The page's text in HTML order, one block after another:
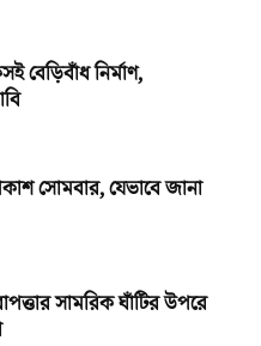
বেড়িবাঁধ নির্মাণ,
সোমবার, যেভাবে জানা
সামরিক ঘাঁটির উপরে